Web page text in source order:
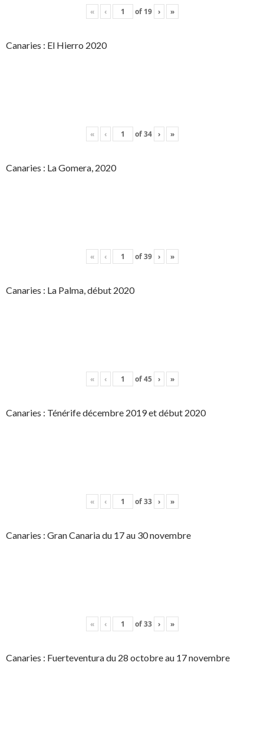
« ‹ of 19 › »
Canaries : El Hierro 2020
« ‹ of34 › »
Canaries : La Gomera, 2020
« ‹ of39 › »
Canaries : La Palma, début 2020
« ‹ of45 › »
Canaries : Ténérife décembre 2019 et début 2020
« ‹ of33 › »
Canaries : Gran Canaria du 17 au 30 novembre
« ‹ of33 › »
Canaries : Fuerteventura du 28 octobre au 17 novembre